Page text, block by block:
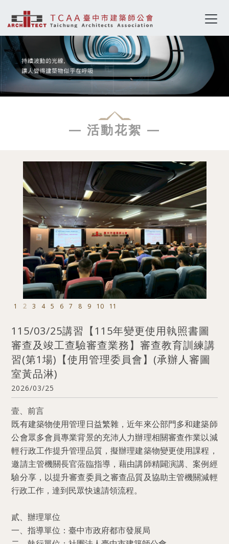
— 活動花絮 —
1 2 3 4 5 6 7 8 9 10 11
115/03/25講習【115年變更使用執照書圖
審查及竣工查驗審查業務】審查教育訓練講
習(第1場)【使用管理委員會】(承辦人審圖
室黃品淋)
2026/03/25
壹、前言
既有建築物使用管理日益繁雜，近年來公部門多和建築師
公會眾多會員專業背景的充沛人力辦理相關審查作業以減
輕行政工作提升管理品質，擬辦理建築物變更使用課程，
邀請主管機關長官蒞臨指導，藉由講師精闢演講、案例經
驗分享，以提升審查委員之審查品質及協助主管機關減輕
行政工作，達到民眾快速請領流程。
貳、辦理單位
一、指導單位：臺中市政府都市發展局